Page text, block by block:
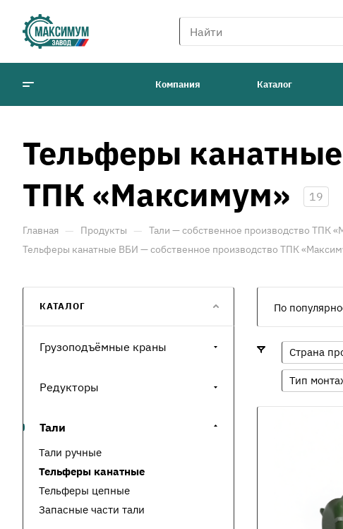
Компания Каталог
Тельферы
ТПК «Максимум»
19
Главная — Продукты — Тали — собственное производство ТПК
Тельферы канатные ВБИ — собственное производство ТПК
По
Страна
Тип
КАТАЛОГ
Грузоподъёмные краны
Редукторы
Тали
Тали ручные
Тельферы канатные
Тельферы цепные
Запасные части тали